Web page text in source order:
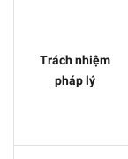
Trách nhiệm
pháp lý